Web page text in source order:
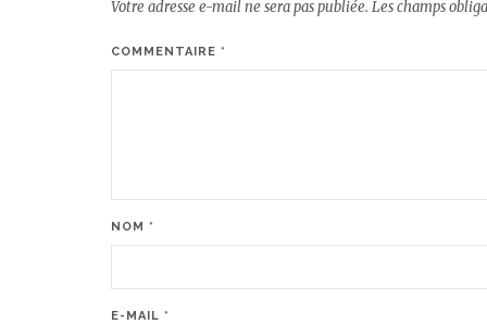
Votre adresse e-mail ne sera pas publiée. Les champs
COMMENTAIRE *
NOM *
E-MAIL *